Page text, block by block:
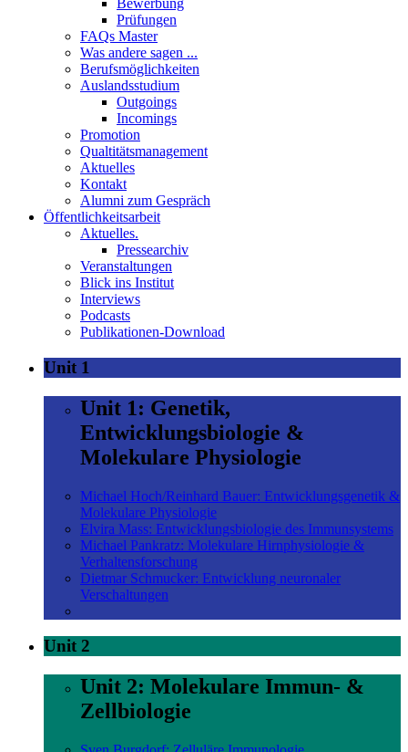
Bewerbung
Prüfungen
FAQs Master
Was andere sagen ...
Berufsmöglichkeiten
Auslandsstudium
Outgoings
Incomings
Promotion
Qualtitätsmanagement
Aktuelles
Kontakt
Alumni zum Gespräch
Öffentlichkeitsarbeit
Aktuelles.
Pressearchiv
Veranstaltungen
Blick ins Institut
Interviews
Podcasts
Publikationen-Download
Unit 1
Unit 1: Genetik,
Entwicklungsbiologie &
Molekulare Physiologie
Michael Hoch/Reinhard Bauer: Entwicklungsgenetik &
Molekulare Physiologie
Elvira Mass: Entwicklungsbiologie des Immunsystems
Michael Pankratz: Molekulare Hirnphysiologie &
Verhaltensforschung
Dietmar Schmucker: Entwicklung neuronaler
Verschaltungen
Unit 2
Unit 2: Molekulare Immun- &
Zellbiologie